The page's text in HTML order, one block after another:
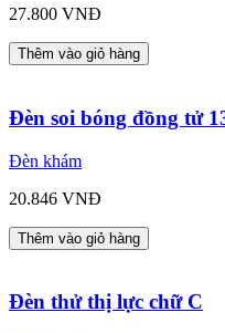
27.800 VNĐ
Thêm vào giỏ hàng
Đèn soi bóng đồng tử
Đèn khám
20.846 VNĐ
Thêm vào giỏ hàng
Đèn thử thị lực chữ C